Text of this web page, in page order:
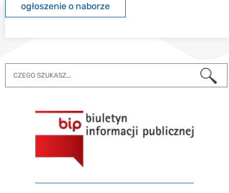
ogłoszenie o naborze